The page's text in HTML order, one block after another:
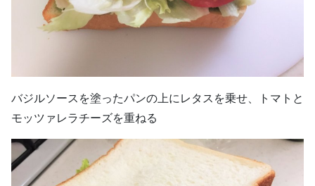
バジルソースを塗ったパンの上にレタスを乗せ、トマトと
モッツァレラチーズを重ねる